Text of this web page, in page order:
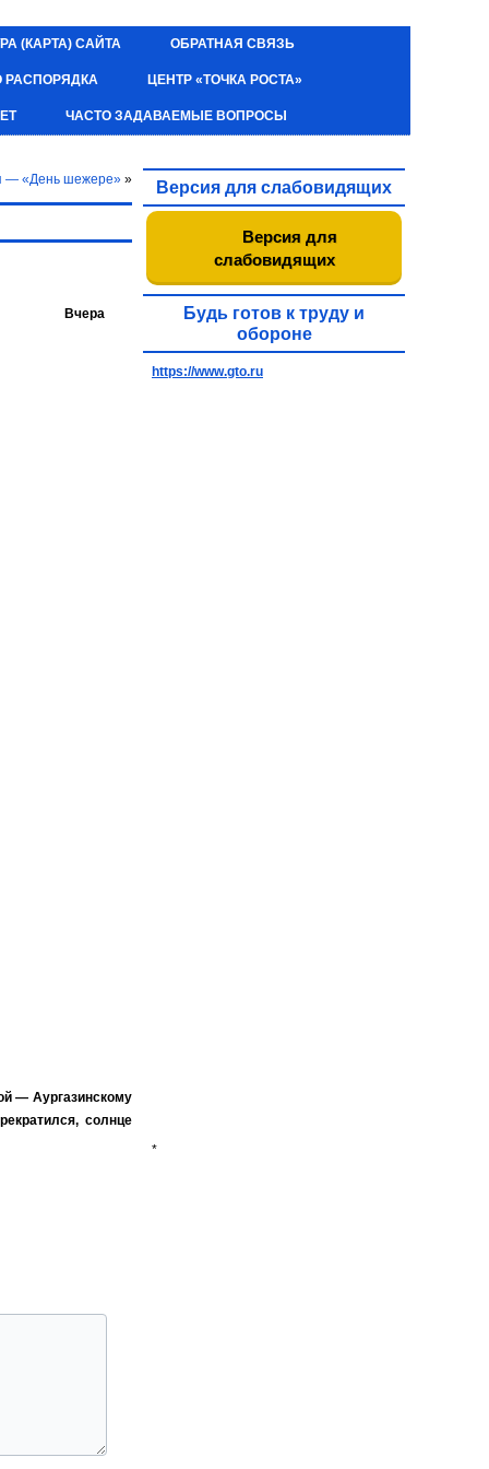
(КАРТА) САЙТА ОБРАТНАЯ СВЯЗЬ
РАСПОРЯДКА ЦЕНТР «ТОЧКА РОСТА»
ЧАСТО ЗАДАВАЕМЫЕ ВОПРОСЫ
— «День шежере» »
Вчера
— Аургазинскому
солнце
Версия для слабовидящих
Версия для
слабовидящих
Будь готов к труду и
обороне
https://www.gto.ru
*